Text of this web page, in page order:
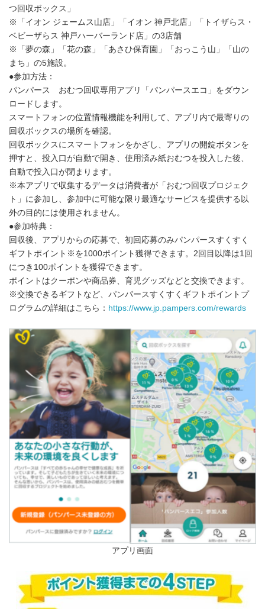
つ回収ボックス」
※「イオン ジェームス山店」「イオン 神戸北店」「トイザらス・
ベビーザらス 神戸ハーバーランド店」の3店舗
※「夢の森」「花の森」「あさひ保育園」「おっこう山」「山の
まち」の5施設。
●参加方法：
パンパース おむつ回収専用アプリ「パンパースエコ」をダウン
ロードします。
スマートフォンの位置情報機能を利用して、アプリ内で最寄りの
回収ボックスの場所を確認。
回収ボックスにスマートフォンをかざし、アプリの開錠ボタンを
押すと、投入口が自動で開き、使用済み紙おむつを投入した後、
自動で投入口が閉まります。
※本アプリで収集するデータは消費者が「おむつ回収プロジェク
ト」に参加し、参加中に可能な限り最適なサービスを提供する以
外の目的には使用されません。
●参加特典：
回収後、アプリからの応募で、初回応募のみパンパースすくすく
ギフトポイント※を1000ポイント獲得できます。2回目以降は1回
につき100ポイントを獲得できます。
ポイントはクーポンや商品券、育児グッズなどと交換できます。
※交換できるギフトなど、パンパースすくすくギフトポイントプ
ログラムの詳細はこちら： https://www.jp.pampers.com/rewards
アプリ画面